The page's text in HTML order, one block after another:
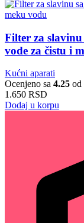
Filter za
vode za čistu i
Kućni aparati
Ocenjeno sa 4.25 od
1.650 RSD
Dodaj u korpu